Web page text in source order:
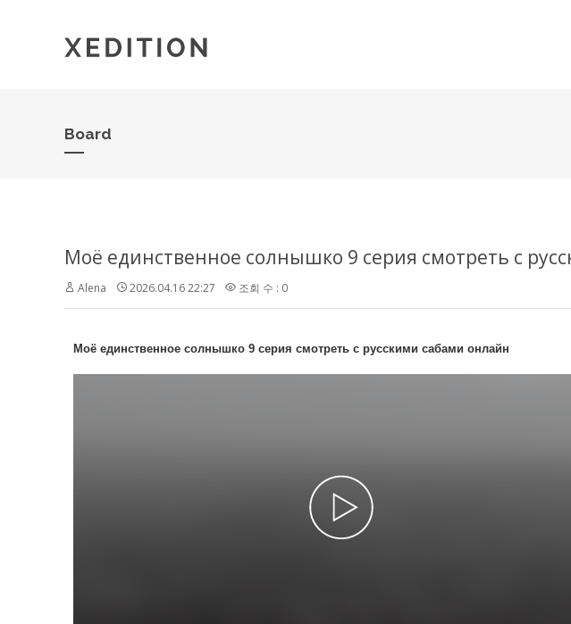
Board
Моё единственное солнышко 9 серия смотреть с
Alena 2026.04.16 22:27 조회 수 : 0
Моё единственное солнышко 9 серия смотреть с русскими сабами онлайн